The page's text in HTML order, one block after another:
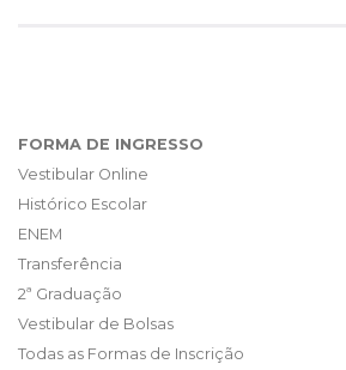
FORMA DE INGRESSO
Vestibular Online
Histórico Escolar
ENEM
Transferência
2ª Graduação
Vestibular de Bolsas
Todas as Formas de Inscrição